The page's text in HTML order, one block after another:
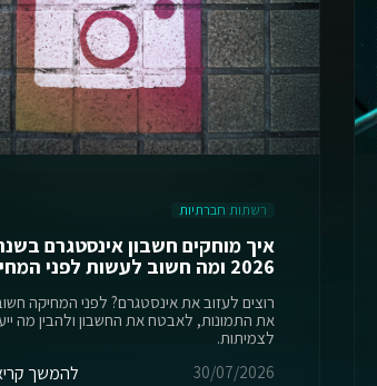
רשתות חברתיות
איך מוחקים חשבון אינסטגרם
2026 ומה חשוב לעשות לפני המחיקה?
רוצים לעזוב את אינסטגרם? לפני המחיקה
את התמונות, לאבטח את החשבון ולהבין מה
לצמיתות.
30/07/2026
להמשך